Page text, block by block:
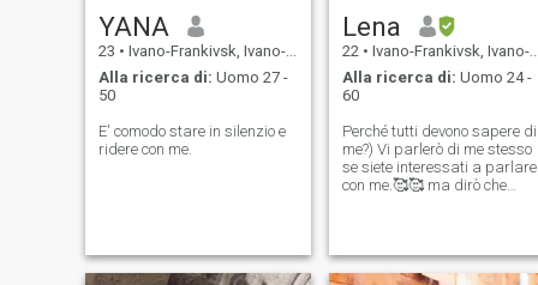
YANA
23 • Ivano-Frankivsk, Ivano-Frankivs'k, Ucraina
Alla ricerca di: Uomo 27 -
50
E' comodo stare in silenzio e
ridere con me.
Lena
22 • Ivano-Frankivsk, Ivano-Frankivs'k, Ucraina
Alla ricerca di: Uomo 24 -
60
Perché tutti devono sapere di
me?) Vi parlerò di me stesso
se siete interessati a parlare
con me.🥰🥰 ma dirò che